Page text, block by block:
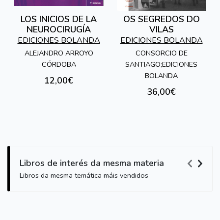
LOS INICIOS DE LA
NEUROCIRUGÍA
EDICIONES BOLANDA
ALEJANDRO ARROYO
CÓRDOBA
12,00€
OS SEGREDOS DO
VILAS
EDICIONES BOLANDA
CONSORCIO DE
SANTIAGO;EDICIONES
BOLANDA
36,00€
Libros de interés da mesma materia
Libros da mesma temática máis vendidos